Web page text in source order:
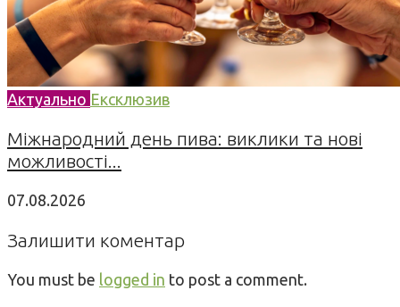
Актуально Ексклюзив
Міжнародний день пива: виклики та нові
можливості...
07.08.2026
Залишити коментар
You must be logged in to post a comment.